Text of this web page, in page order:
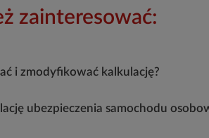
zainteresować:
i zmodyfikować kalkulację?
ubezpieczenia samochodu